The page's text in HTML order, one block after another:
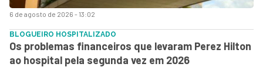
6 de agosto de 2026 - 13:02
BLOGUEIRO HOSPITALIZADO
Os problemas financeiros que levaram Perez Hilton
ao hospital pela segunda vez em 2026